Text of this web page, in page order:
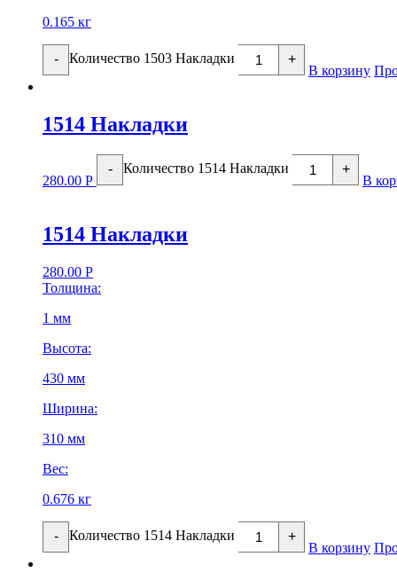
0.165 кг
- Количество 1503 Накладки +
В корзину
1514 Накладки
280.00 Р
- Количество 1514 Накладки +
В
1514 Накладки
280.00 Р
Толщина:
1 мм
Высота:
430 мм
Ширина:
310 мм
Вес:
0.676 кг
- Количество 1514 Накладки +
В корзину